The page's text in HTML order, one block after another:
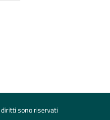
sono riservati